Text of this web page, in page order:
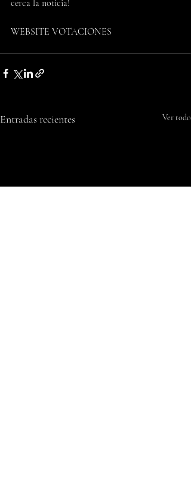
cerca la noticia!
WEBSITE VOTACIONES
Entradas recientes Ver todo